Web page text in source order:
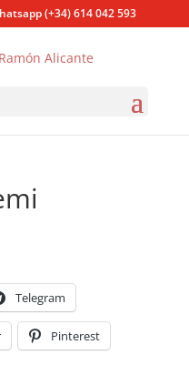
(+34) 614 042 593
Telegram
Pinterest